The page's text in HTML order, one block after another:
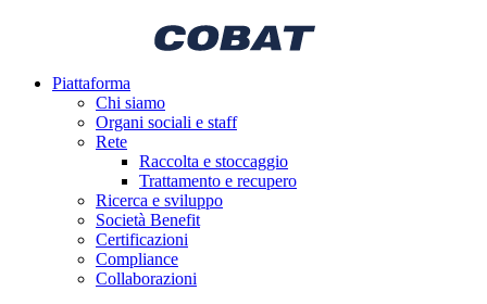
Piattaforma
Chi siamo
Organi sociali e staff
Rete
Raccolta e stoccaggio
Trattamento e recupero
Ricerca e sviluppo
Società Benefit
Certificazioni
Compliance
Collaborazioni